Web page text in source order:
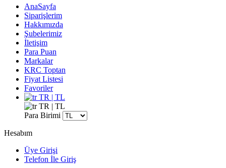
AnaSayfa
Siparişlerim
Hakkımızda
Şubelerimiz
İletişim
Para Puan
Markalar
KRC Toptan
Fiyat Listesi
Favoriler
TR | TL
TR | TL
Para Birimi
Hesabım
Üye Girişi
Telefon İle Giriş